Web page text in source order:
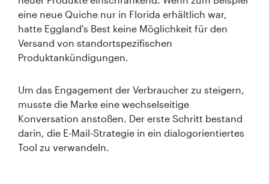
eine neue Quiche nur in Florida erhältlich war,
hatte Eggland's Best keine Möglichkeit für den
Versand von standortspezifischen
Produktankündigungen.
Um das Engagement der Verbraucher zu steigern,
musste die Marke eine wechselseitige
Konversation anstoßen. Der erste Schritt bestand
darin, die E-Mail-Strategie in ein dialogorientiertes
Tool zu verwandeln.